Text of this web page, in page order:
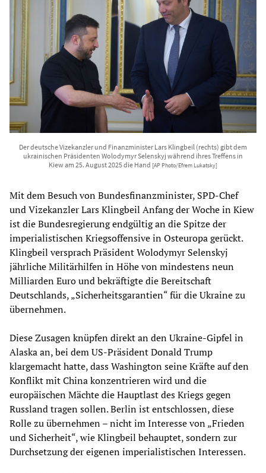
Der deutsche Vizekanzler und Finanzminister Lars Klingbeil (rechts) gibt dem
ukrainischen Präsidenten Wolodymyr Selenskyj während ihres Treffens in
Kiew am 25. August 2025 die Hand [AP Photo/Efrem Lukatsky]
Mit dem Besuch von Bundesfinanzminister, SPD-Chef
und Vizekanzler Lars Klingbeil Anfang der Woche in Kiew
ist die Bundesregierung endgültig an die Spitze der
imperialistischen Kriegsoffensive in Osteuropa gerückt.
Klingbeil versprach Präsident Wolodymyr Selenskyj
jährliche Militärhilfen in Höhe von mindestens neun
Milliarden Euro und bekräftigte die Bereitschaft
Deutschlands, „Sicherheitsgarantien“ für die Ukraine zu
übernehmen.
Diese Zusagen knüpfen direkt an den Ukraine-Gipfel in
Alaska an, bei dem US-Präsident Donald Trump
klargemacht hatte, dass Washington seine Kräfte auf den
Konflikt mit China konzentrieren wird und die
europäischen Mächte die Hauptlast des Kriegs gegen
Russland tragen sollen. Berlin ist entschlossen, diese
Rolle zu übernehmen – nicht im Interesse von „Frieden
und Sicherheit“, wie Klingbeil behauptet, sondern zur
Durchsetzung der eigenen imperialistischen Interessen.